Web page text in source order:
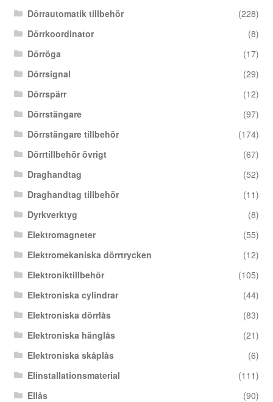
Dörrautomatik tillbehör
(228)
Dörrkoordinator
(8)
Dörröga
(17)
Dörrsignal
(29)
Dörrspärr
(12)
Dörrstängare
(97)
Dörrstängare tillbehör
(174)
Dörrtillbehör övrigt
(67)
Draghandtag
(52)
Draghandtag tillbehör
(11)
Dyrkverktyg
(8)
Elektromagneter
(55)
Elektromekaniska dörrtrycken
(12)
Elektroniktillbehör
(105)
Elektroniska cylindrar
(44)
Elektroniska dörrlås
(83)
Elektroniska hänglås
(21)
Elektroniska skåplås
(6)
Elinstallationsmaterial
(111)
Ellås
(90)